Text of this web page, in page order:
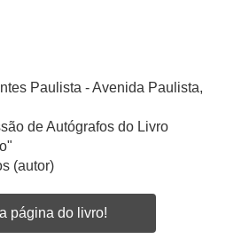
Paulista - Avenida Paulista,
de Autógrafos do Livro
(autor)
página do livro!